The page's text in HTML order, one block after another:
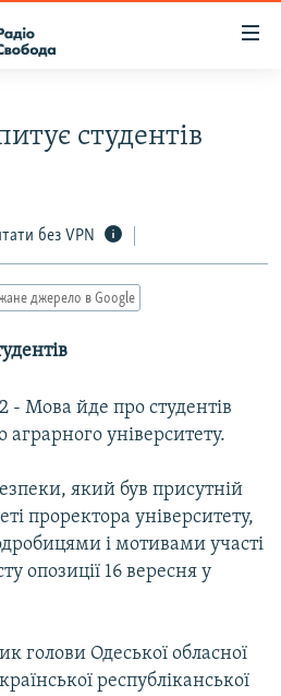
студентів
без VPN
джерело в Google
- Мова йде про студентів
університету.
який був присутній
проректора університету,
і мотивами участі
опозиції 16 вересня у
голови Одеської обласної
республіканської